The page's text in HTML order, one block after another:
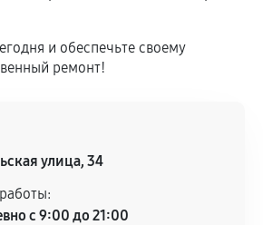
параметрам и не имеют внешних
выполнена нашим сервисным
сторонних деталей
ответственности не несет.
и обеспечьте своему
ремонт!
улица, 34
с 9:00 до 21:00